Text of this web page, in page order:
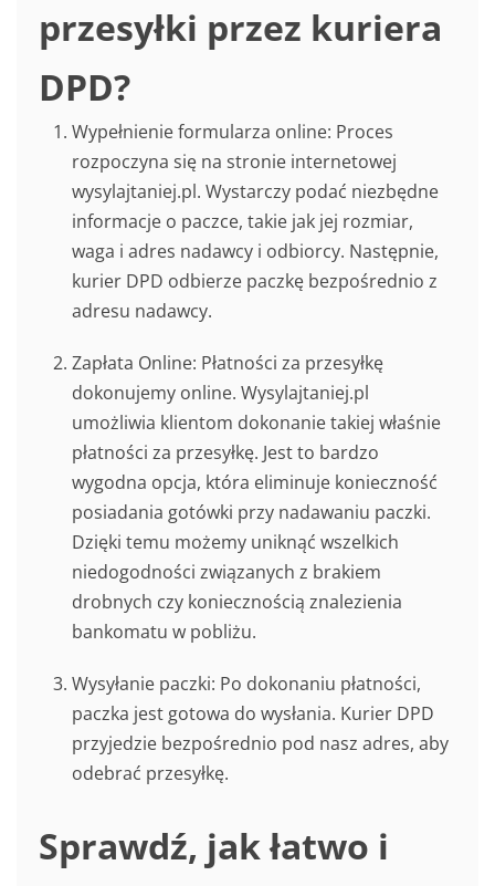
przesyłki przez kuriera
DPD?
Wypełnienie formularza online: Proces
rozpoczyna się na stronie internetowej
wysylajtaniej.pl. Wystarczy podać niezbędne
informacje o paczce, takie jak jej rozmiar,
waga i adres nadawcy i odbiorcy. Następnie,
kurier DPD odbierze paczkę bezpośrednio z
adresu nadawcy.
Zapłata Online: Płatności za przesyłkę
dokonujemy online. Wysylajtaniej.pl
umożliwia klientom dokonanie takiej właśnie
płatności za przesyłkę. Jest to bardzo
wygodna opcja, która eliminuje konieczność
posiadania gotówki przy nadawaniu paczki.
Dzięki temu możemy uniknąć wszelkich
niedogodności związanych z brakiem
drobnych czy koniecznością znalezienia
bankomatu w pobliżu.
Wysyłanie paczki: Po dokonaniu płatności,
paczka jest gotowa do wysłania. Kurier DPD
przyjedzie bezpośrednio pod nasz adres, aby
odebrać przesyłkę.
Sprawdź, jak łatwo i